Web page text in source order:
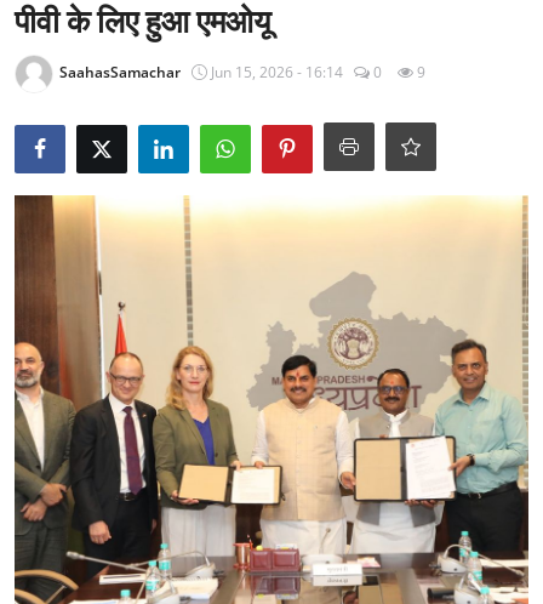
Epaper
लाइफस्टाइल
टेक
पीवी के लिए हुआ एमओयू
SaahasSamachar Jun 15, 2026 - 16:14 0 9